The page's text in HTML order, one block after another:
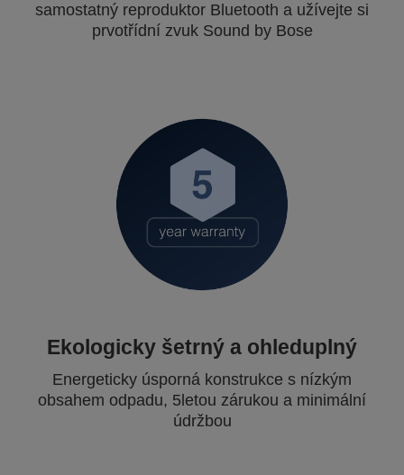
samostatný reproduktor Bluetooth a užívejte si
prvotřídní zvuk Sound by Bose
Ekologicky šetrný a ohleduplný
Energeticky úsporná konstrukce s nízkým
obsahem odpadu, 5letou zárukou a minimální
údržbou